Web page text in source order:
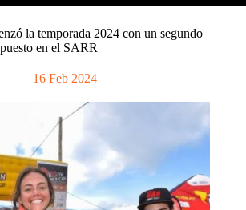
la temporada 2024 con un segundo
puesto en el SARR
16 Feb 2024